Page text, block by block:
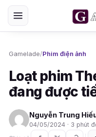
Gamelade/Phim điện ảnh
Loạt phim
đang được
Nguyễn Trung
04/05/2024 · 3 phút